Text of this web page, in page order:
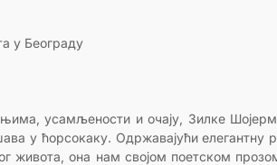
у Београду
усамљености и очају, Зилке
у ћорсокаку. Одржавајући елегантну
живота, она нам својом поетском